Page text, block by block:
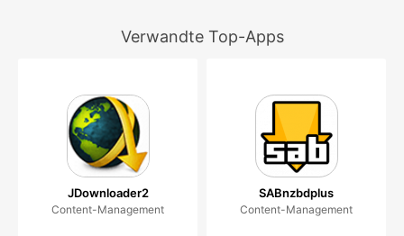
Verwandte Top-Apps
JDownloader2
Content-Management
SABnzbdplus
Content-Management